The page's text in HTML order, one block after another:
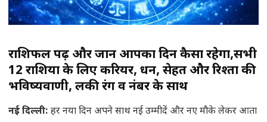
राशिफल पढ़ें और जानें आपका दिन कैसा रहेगा,सभी
12 राशियों के लिए करियर, धन, सेहत और रिश्तों की
भविष्यवाणी, लकी रंग व नंबर के साथ
नई दिल्ली: हर नया दिन अपने साथ नई उम्मीदें और नए मौके लेकर आता